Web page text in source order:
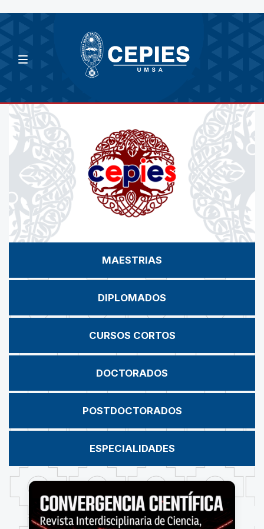
MAESTRIAS
DIPLOMADOS
CURSOS CORTOS
DOCTORADOS
POSTDOCTORADOS
ESPECIALIDADES